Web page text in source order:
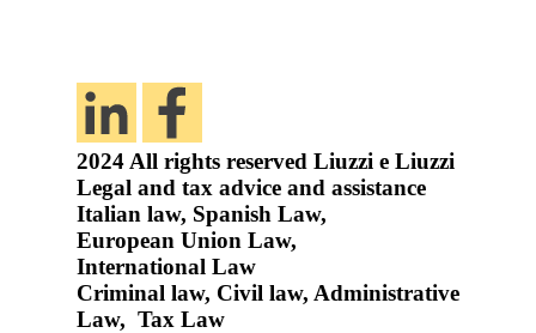
2024 All rights reserved Liuzzi e Liuzzi
Legal and tax advice and assistance
Italian law, Spanish Law,
European Union Law,
International Law
Criminal law, Civil law, Administrative
Law, Tax Law